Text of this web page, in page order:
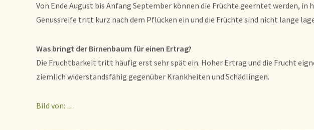
Von Ende August bis Anfang September können die Früchte geerntet werden,
Genussreife tritt kurz nach dem Pflücken ein und die Früchte sind nicht lange
Was bringt der Birnenbaum für einen Ertrag?
Die Fruchtbarkeit tritt häufig erst sehr spät ein. Hoher Ertrag und die Frucht
ziemlich widerstandsfähig gegenüber Krankheiten und Schädlingen.
Bild von: …